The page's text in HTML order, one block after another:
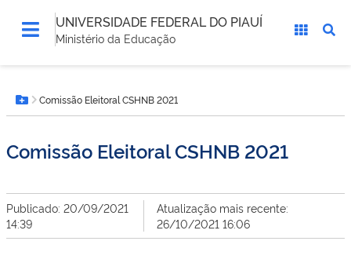
UNIVERSIDADE FEDERAL DO PIAUÍ
Ministério da Educação
está
aqui:Botão Menu
Comissão Eleitoral CSHNB 2021
Comissão Eleitoral CSHNB 2021
Publicado: 20/09/2021
14:39
Atualização mais recente:
26/10/2021 16:06